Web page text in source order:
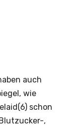
auch
wie
schon
,